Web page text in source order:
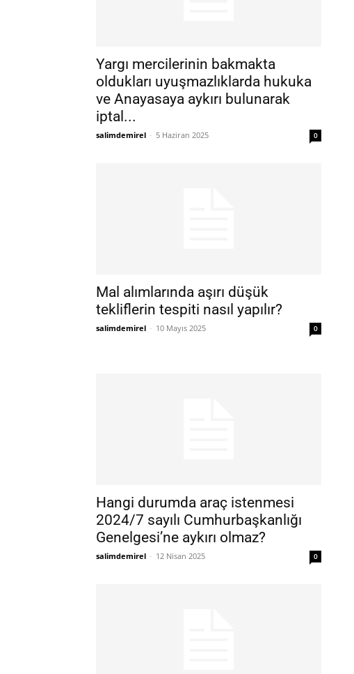
Yargı mercilerinin bakmakta
oldukları uyuşmazlıklarda hukuka
ve Anayasaya aykırı bulunarak
iptal...
salimdemirel - 5 Haziran 2025 0
Mal alımlarında aşırı düşük
tekliflerin tespiti nasıl yapılır?
salimdemirel - 10 Mayıs 2025 0
Hangi durumda araç istenmesi
2024/7 sayılı Cumhurbaşkanlığı
Genelgesi’ne aykırı olmaz?
salimdemirel - 12 Nisan 2025 0